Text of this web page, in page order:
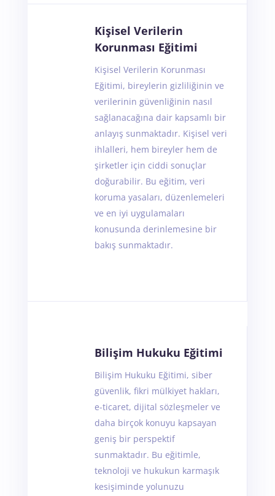
Kişisel Verilerin
Korunması Eğitimi
Kişisel Verilerin Korunması
Eğitimi, bireylerin gizliliğinin ve
verilerinin güvenliğinin nasıl
sağlanacağına dair kapsamlı bir
anlayış sunmaktadır. Kişisel veri
ihlalleri, hem bireyler hem de
şirketler için ciddi sonuçlar
doğurabilir. Bu eğitim, veri
koruma yasaları, düzenlemeleri
ve en iyi uygulamaları
konusunda derinlemesine bir
bakış sunmaktadır.
Bilişim Hukuku Eğitimi
Bilişim Hukuku Eğitimi, siber
güvenlik, fikri mülkiyet hakları,
e-ticaret, dijital sözleşmeler ve
daha birçok konuyu kapsayan
geniş bir perspektif
sunmaktadır. Bu eğitimle,
teknoloji ve hukukun karmaşık
kesişiminde yolunuzu